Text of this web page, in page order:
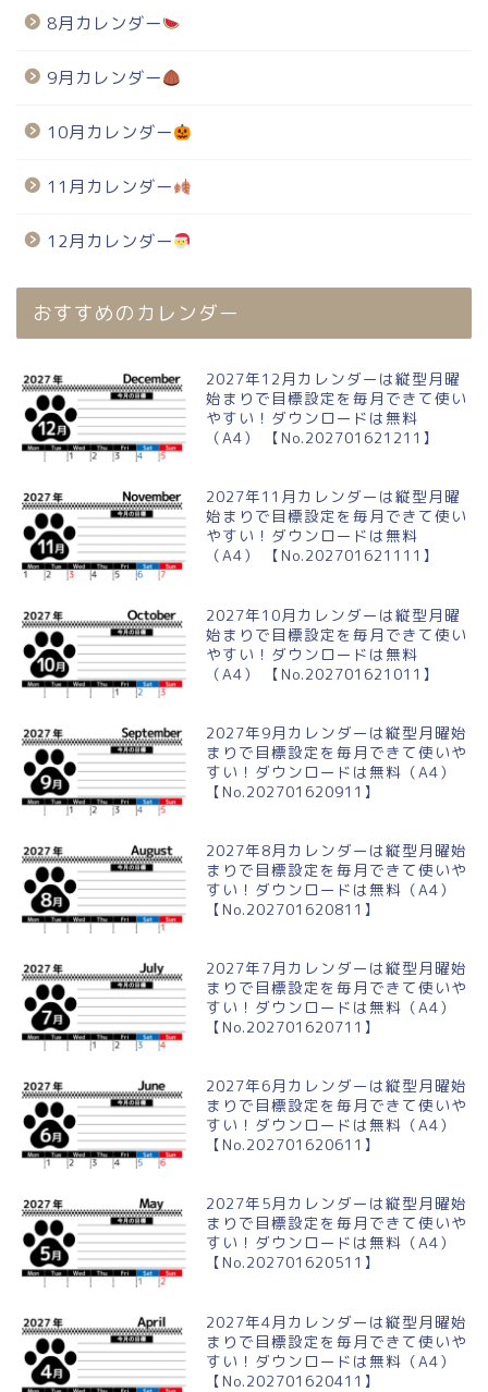
8月カレンダー
9月カレンダー
10月カレンダー
11月カレンダー
12月カレンダー
おすすめのカレンダー
2027年12月カレンダーは縦型月曜
始まりで目標設定を毎月できて使い
やすい！ダウンロードは無料
（A4） 【No.202701621211】
2027年11月カレンダーは縦型月曜
始まりで目標設定を毎月できて使い
やすい！ダウンロードは無料
（A4） 【No.202701621111】
2027年10月カレンダーは縦型月曜
始まりで目標設定を毎月できて使い
やすい！ダウンロードは無料
（A4） 【No.202701621011】
2027年9月カレンダーは縦型月曜始
まりで目標設定を毎月できて使いや
すい！ダウンロードは無料（A4）
【No.202701620911】
2027年8月カレンダーは縦型月曜始
まりで目標設定を毎月できて使いや
すい！ダウンロードは無料（A4）
【No.202701620811】
2027年7月カレンダーは縦型月曜始
まりで目標設定を毎月できて使いや
すい！ダウンロードは無料（A4）
【No.202701620711】
2027年6月カレンダーは縦型月曜始
まりで目標設定を毎月できて使いや
すい！ダウンロードは無料（A4）
【No.202701620611】
2027年5月カレンダーは縦型月曜始
まりで目標設定を毎月できて使いや
すい！ダウンロードは無料（A4）
【No.202701620511】
2027年4月カレンダーは縦型月曜始
まりで目標設定を毎月できて使いや
すい！ダウンロードは無料（A4）
【No.202701620411】